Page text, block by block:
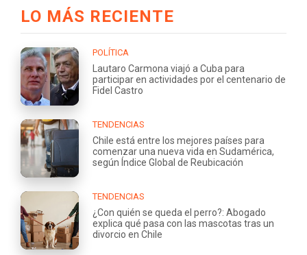
LO MÁS RECIENTE
POLÍTICA
Lautaro Carmona viajó a Cuba para
participar en actividades por el centenario de
Fidel Castro
TENDENCIAS
Chile está entre los mejores países para
comenzar una nueva vida en Sudamérica,
según Índice Global de Reubicación
TENDENCIAS
¿Con quién se queda el perro?: Abogado
explica qué pasa con las mascotas tras un
divorcio en Chile